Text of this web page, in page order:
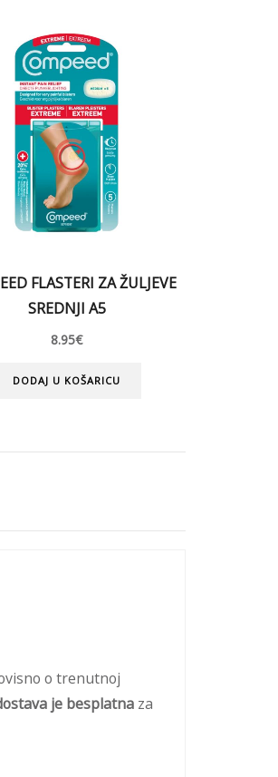
FLASTERI ZA ŽULJEVE
SREDNJI A5
8.95€
DODAJ U KOŠARICU
o trenutnoj
je besplatnaza